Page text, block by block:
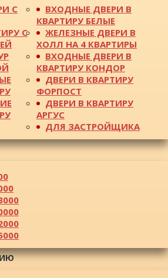
С
С
ВХОДНЫЕ ДВЕРИ В
КВАРТИРУ БЕЛЫЕ
ЖЕЛЕЗНЫЕ ДВЕРИ В
ХОЛЛ НА 4 КВАРТИРЫ
ВХОДНЫЕ ДВЕРИ В
КВАРТИРУ КОНДОР
ДВЕРИ В КВАРТИРУ
ФОРПОСТ
ДВЕРИ В КВАРТИРУ
АРГУС
ДЛЯ ЗАСТРОЙЩИКА